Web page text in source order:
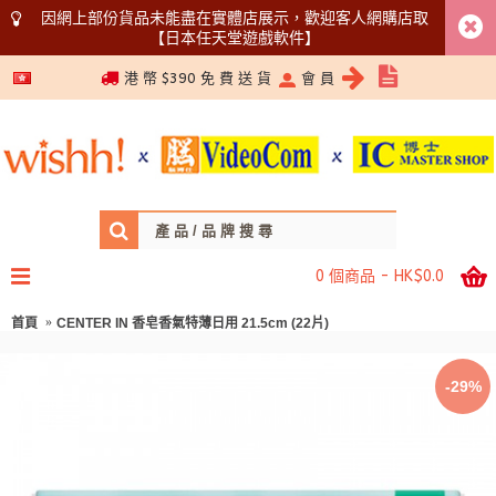
因網上部份貨品未能盡在實體店展示，歡迎客人網購店取
【日本任天堂遊戲軟件】
5366 1340
港 幣 $390 免 費 送 貨 會 員
0 個商品 - HK$0.0
首頁 CENTER IN 香皂香氣特薄日用 21.5cm (22片)
-29%